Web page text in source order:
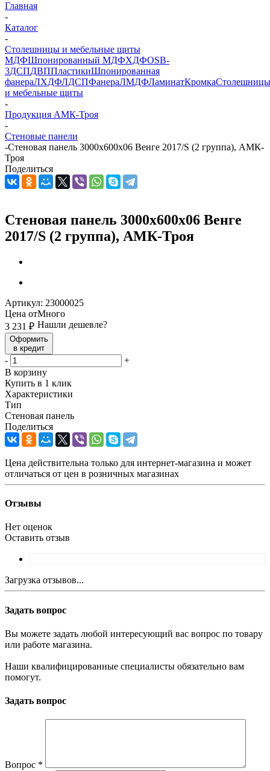
Главная
-
Каталог
-
Столешницы и мебельные щиты
МДФШпонированный МДФХДФOSB-
3ДСПДВППластикиШпонированная
фанераЛХДФЛДСПФанераЛМДФЛаминатКромкаСтолешницы
и мебельные щиты
-
Продукция АМК-Троя
-
Стеновые панели
-Стеновая панель 3000х600х06 Венге 2017/S (2 группа), АМК-
Троя
Поделиться
Стеновая панель 3000х600х06 Венге
2017/S (2 группа), АМК-Троя
Артикул: 23000025
Цена от
3 231 ₽
Оформить
в кредит
Много
Нашли дешевле?
-
+
В корзину
Купить в 1 клик
Характеристики
Тип
Стеновая панель
Поделиться
Цена действительна только для интернет-магазина и может
отличаться от цен в розничных магазинах
Отзывы
Нет оценок
Оставить отзыв
Загрузка отзывов...
Задать вопрос
Вы можете задать любой интересующий вас вопрос по товару
или работе магазина.
Наши квалифицированные специалисты обязательно вам
помогут.
Задать вопрос
Вопрос *